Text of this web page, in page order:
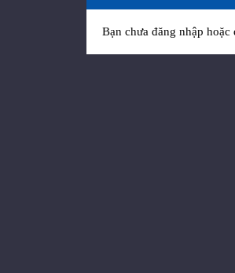
Bạn chưa đăng nhập hoặc